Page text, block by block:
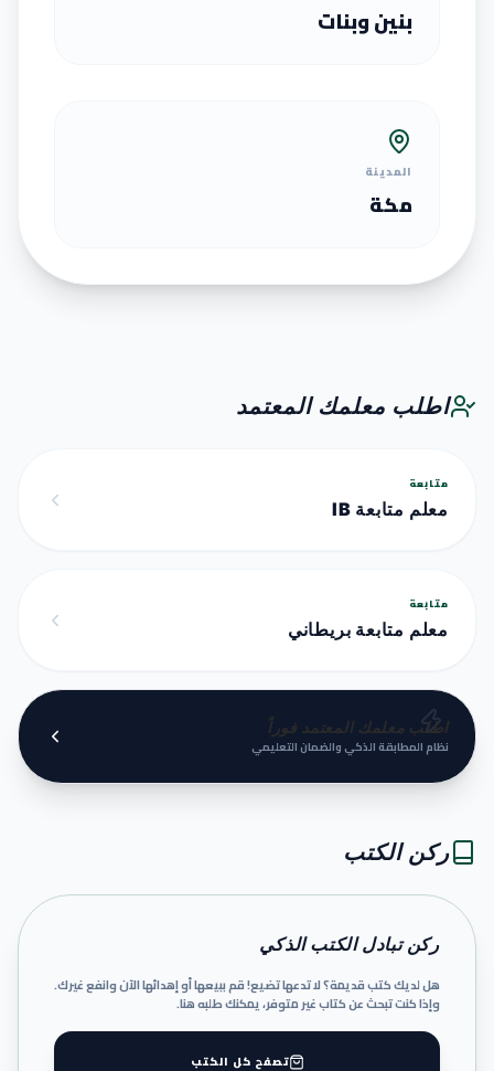
بنين وبنات
المدينة
مكة
اطلب معلمك المعتمد
متابعة
معلم متابعة IB
متابعة
معلم متابعة بريطاني
اطلب معلمك المعتمد فوراً
نظام المطابقة الذكي والضمان التعليمي
ركن الكتب
ركن تبادل الكتب الذكي
هل لديك كتب قديمة؟ لا تدعها تضيع! قم ببيعها أو إهدائها الآن وانفع غيرك.
وإذا كنت تبحث عن كتاب غير متوفر، يمكنك طلبه هنا.
تصفح كل الكتب